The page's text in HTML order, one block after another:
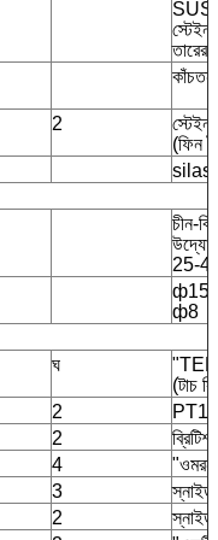
2
(ফিন
চীন-
25-
ф8
ঘ
(টাচ
2
2
4
3
2